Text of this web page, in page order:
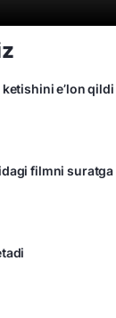
e’lon qildi
filmni suratga